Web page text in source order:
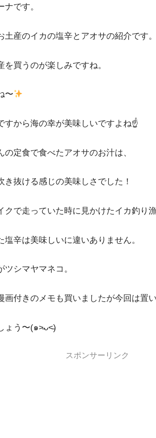
です。
土産のイカの塩辛とアオサの紹介です。
買うのが楽しみですね。
〜
すから海の幸が美味しいですよね☝️
定食で食べたアオサのお汁は、
き抜ける感じの美味しさでした！
クで走っていた時に見かけたイカ釣り漁
塩辛は美味しいに違いありません。
シマヤマネコ。
画付きのメモも買いましたが今回は置い
ょう〜(๑˃̵ᴗ˂̵)
スポンサーリンク